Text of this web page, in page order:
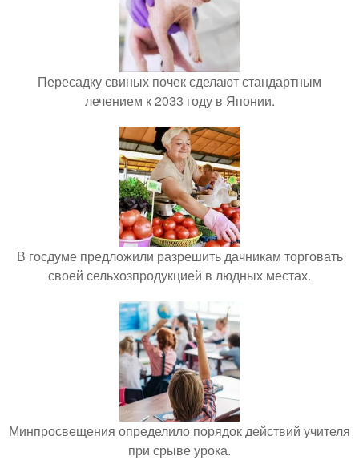
Пересадку свиных почек сделают стандартным
лечением к 2033 году в Японии.
В госдуме предложили разрешить дачникам торговать
своей сельхозпродукцией в людных местах.
Минпросвещения определило порядок действий учителя
при срыве урока.